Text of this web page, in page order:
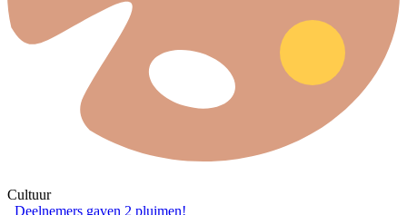
Cultuur
Deelnemers gaven 2 pluimen!